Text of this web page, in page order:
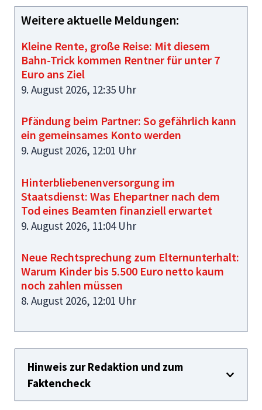
Weitere aktuelle Meldungen:
Kleine Rente, große Reise: Mit diesem
Bahn-Trick kommen Rentner für unter 7
Euro ans Ziel
9. August 2026, 12:35 Uhr
Pfändung beim Partner: So gefährlich kann
ein gemeinsames Konto werden
9. August 2026, 12:01 Uhr
Hinterbliebenenversorgung im
Staatsdienst: Was Ehepartner nach dem
Tod eines Beamten finanziell erwartet
9. August 2026, 11:04 Uhr
Neue Rechtsprechung zum Elternunterhalt:
Warum Kinder bis 5.500 Euro netto kaum
noch zahlen müssen
8. August 2026, 12:01 Uhr
Hinweis zur Redaktion und zum
Faktencheck